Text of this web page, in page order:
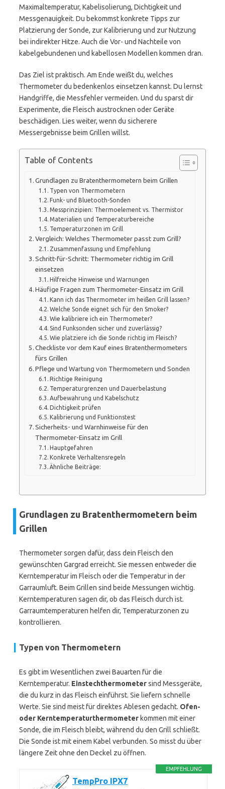
Maximaltemperatur, Kabelisolierung, Dichtigkeit und
Messgenauigkeit. Du bekommst konkrete Tipps zur
Platzierung der Sonde, zur Kalibrierung und zur Nutzung
bei indirekter Hitze. Auch die Vor- und Nachteile von
kabelgebundenen und kabellosen Modellen kommen dran.
Das Ziel ist praktisch. Am Ende weißt du, welches
Thermometer du bedenkenlos einsetzen kannst. Du lernst
Handgriffe, die Messfehler vermeiden. Und du sparst dir
Experimente, die Fleisch austrocknen oder Geräte
beschädigen. Lies weiter, wenn du sicherere
Messergebnisse beim Grillen willst.
Table of Contents
Grundlagen zu Bratenthermometern beim Grillen
Typen von Thermometern
Funk- und Bluetooth-Sonden
Messprinzipien: Thermoelement vs. Thermistor
Materialien und Temperaturbereiche
Temperaturzonen im Grill
Vergleich: Welches Thermometer passt zum Grill?
Zusammenfassung und Empfehlung
Schritt-für-Schritt: Thermometer richtig im Grill
einsetzen
Hilfreiche Hinweise und Warnungen
Häufige Fragen zum Thermometer-Einsatz im Grill
Kann ich das Thermometer im heißen Grill lassen?
Welche Sonde eignet sich für den Smoker?
Wie kalibriere ich ein Thermometer?
Sind Funksonden sicher und zuverlässig?
Wie platziere ich die Sonde richtig im Fleisch?
Checkliste vor dem Kauf eines Bratenthermometers
fürs Grillen
Pflege und Wartung von Thermometern und Sonden
Richtige Reinigung
Temperaturgrenzen und Dauerbelastung
Aufbewahrung und Kabelschutz
Dichtigkeit prüfen
Kalibrierung und Funktionstest
Sicherheits- und Warnhinweise für den
Thermometer-Einsatz im Grill
Hauptgefahren
Konkrete Verhaltensregeln
Ähnliche Beiträge:
Grundlagen zu Bratenthermometern beim
Grillen
Thermometer sorgen dafür, dass dein Fleisch den
gewünschten Gargrad erreicht. Sie messen entweder die
Kerntemperatur im Fleisch oder die Temperatur in der
Garraumluft. Beim Grillen sind beide Messungen wichtig.
Kerntemperaturen sagen dir, ob das Fleisch durch ist.
Garraumtemperaturen helfen dir, Temperaturzonen zu
kontrollieren.
Typen von Thermometern
Es gibt im Wesentlichen zwei Bauarten für die
Kerntemperatur. Einstechthermometersind Messgeräte,
die du kurz in das Fleisch einführst. Sie liefern schnelle
Werte. Sie sind meist für direktes Ablesen gedacht. Ofen-
oder Kerntemperaturthermometer kommen mit einer
Sonde, die im Fleisch bleibt, während du den Grill schließt.
Die Sonde ist mit einem Kabel verbunden. So misst du über
längere Zeit ohne den Deckel zu öffnen.
EMPFEHLUNG
TempPro IPX7